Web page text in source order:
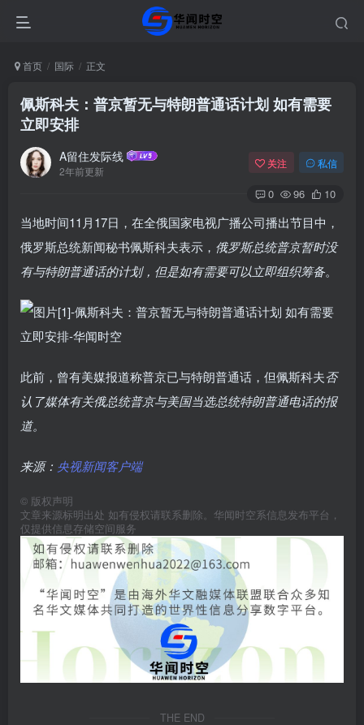
首页 国际 正文
佩斯科夫：普京暂无与特朗普通话计划 如有需要
立即安排
A留住发际线
2年前更新
关注 私信
0 96 10
当地时间11月17日，在全俄国家电视广播公司播出节目中，
俄罗斯总统新闻秘书佩斯科夫表示， 俄罗斯总统普京暂时没
有与特朗普通话的计划，但是如有需要可以立即组织筹备。
此前，曾有美媒报道称普京已与特朗普通话，但佩斯科夫否
认了媒体有关俄总统普京与美国当选总统特朗普通电话的报
道。
来源： 央视新闻客户端
© 版权声明
文章来源标明出处 如有侵权请联系删除。华闻时空系信息发布平台，
仅提供信息存储空间服务
THE END